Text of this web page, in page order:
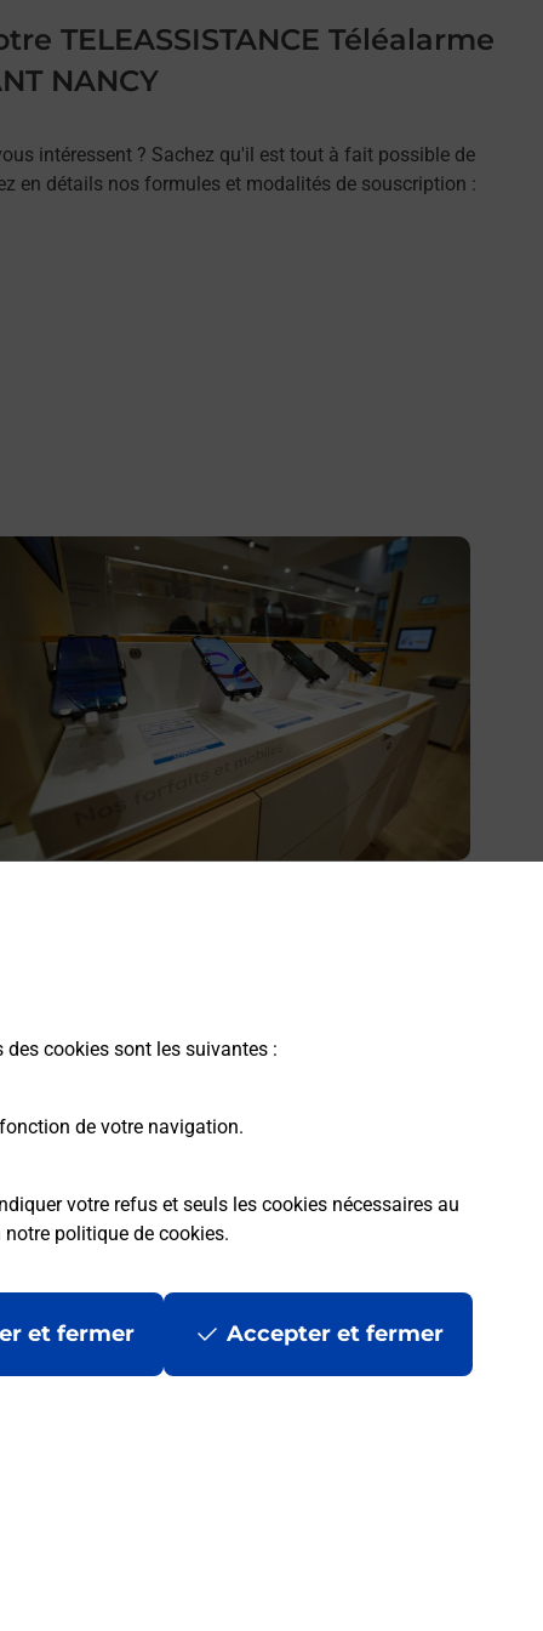
cookies sont les suivantes :
de votre navigation.
votre refus et seuls les cookies nécessaires au
notre politique de cookies.
et fermer Accepter et fermer
TELEASSISTANCE Téléalarme
NANCY
intéressent ? Sachez qu'il est tout à fait possible de
en détails nos formules et modalités de souscription :
savoir plus
?